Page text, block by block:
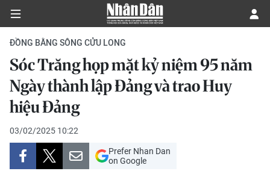
CHÍNH TRỊ
KINH TẾ
VĂN HÓA
XÃ HỘI
ĐỒNG BẰNG SÔNG CỬU LONG
Sóc Trăng họp mặt kỷ niệm 95 năm
Ngày thành lập Đảng và trao Huy
hiệu Đảng
03/02/2025 10:22
Prefer Nhan Dan
on Google